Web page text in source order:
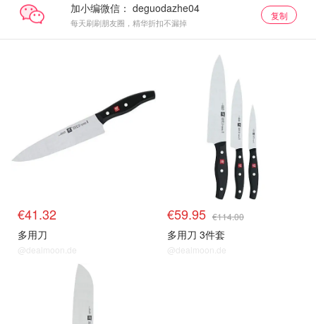
加小编微信：
每天刷刷朋友圈，精华折扣不漏掉
复制
€41.32
多用刀
@dealmoon.de
€59.95 €114.00
多用刀 3件套
@dealmoon.de